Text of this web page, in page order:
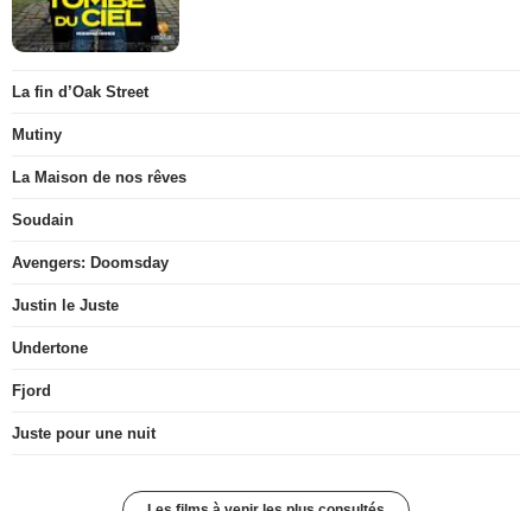
La fin d’Oak Street
Mutiny
La Maison de nos rêves
Soudain
Avengers: Doomsday
Justin le Juste
Undertone
Fjord
Juste pour une nuit